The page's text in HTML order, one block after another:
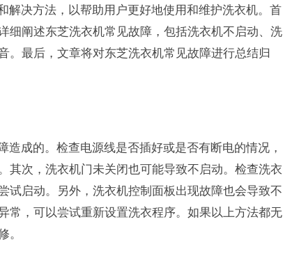
解决方法，以帮助用户更好地使用和维护洗衣机。首
细阐述东芝洗衣机常见故障，包括洗衣机不启动、洗
。最后，文章将对东芝洗衣机常见故障进行总结归
成的。检查电源线是否插好或是否有断电的情况，
其次，洗衣机门未关闭也可能导致不启动。检查洗衣
试启动。另外，洗衣机控制面板出现故障也会导致不
常，可以尝试重新设置洗衣程序。如果以上方法都无
。